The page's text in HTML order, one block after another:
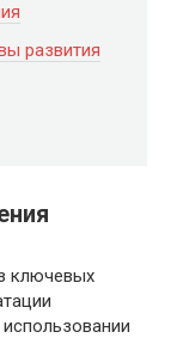
развития
ключевых